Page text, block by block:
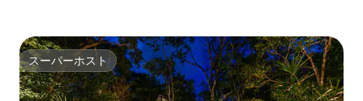
スーパーホスト
スーパーホスト